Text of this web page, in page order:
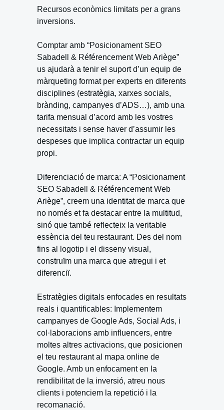
Recursos econòmics limitats per a grans
inversions.
Comptar amb “Posicionament SEO
Sabadell & Référencement Web Ariège”
us ajudarà a tenir el suport d’un equip de
màrqueting format per experts en diferents
disciplines (estratègia, xarxes socials,
brànding, campanyes d’ADS…), amb una
tarifa mensual d’acord amb les vostres
necessitats i sense haver d’assumir les
despeses que implica contractar un equip
propi.
Diferenciació de marca: A “Posicionament
SEO Sabadell & Référencement Web
Ariège”, creem una identitat de marca que
no només et fa destacar entre la multitud,
sinó que també reflecteix la veritable
essència del teu restaurant. Des del nom
fins al logotip i el disseny visual,
construïm una marca que atregui i et
diferenciï.
Estratègies digitals enfocades en resultats
reals i quantificables: Implementem
campanyes de Google Ads, Social Ads, i
col·laboracions amb influencers, entre
moltes altres activacions, que posicionen
el teu restaurant al mapa online de
Google. Amb un enfocament en la
rendibilitat de la inversió, atreu nous
clients i potenciem la repetició i la
recomanació.